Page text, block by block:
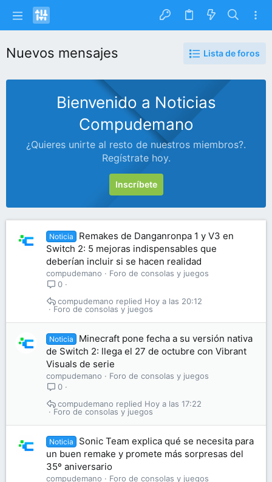
Nuevos mensajes Lista de foros
Bienvenido a Noticias
Compudemano
¿Quieres unirte al resto de nuestros miembros?.
Regístrate hoy.
Inscríbete
Noticia
Remakes de Danganronpa 1 y V3 en
Switch 2: 5 mejoras indispensables que
deberían incluir si se hacen realidad
compudemano
Foro de consolas y juegos
0
Foro de consolas y juegos
Hoy a las 20:12
compudemano
Noticia
Minecraft pone fecha a su versión nativa
de Switch 2: llega el 27 de octubre con Vibrant
Visuals de serie
compudemano
Foro de consolas y juegos
0
Foro de consolas y juegos
Hoy a las 17:22
compudemano
Noticia
Sonic Team explica qué se necesita para
un buen remake y promete más sorpresas del
35º aniversario
compudemano
Foro de consolas y juegos